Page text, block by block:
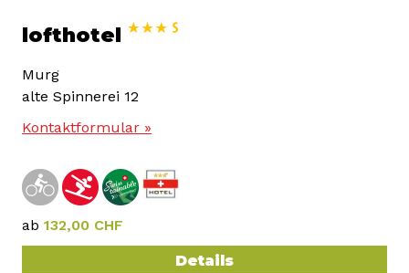
lofthotel
Murg
alte Spinnerei 12
Kontaktformular »
ab 132,00 CHF
Details